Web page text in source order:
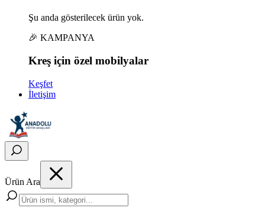
Şu anda gösterilecek ürün yok.
🎉 KAMPANYA
Kreş için özel mobilyalar
Keşfet
İletişim
Ürün Ara